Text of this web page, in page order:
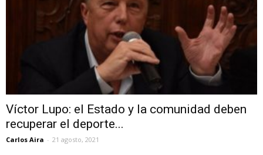
Víctor Lupo: el Estado y la comunidad deben
recuperar el deporte...
Carlos Aira - 21 agosto, 2021